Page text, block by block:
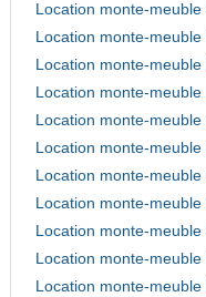
Location monte-
Location monte-
Location monte-
Location monte-
Location monte-
Location monte-
Location monte-
Location monte-
Location monte-
Location monte-
Location monte-